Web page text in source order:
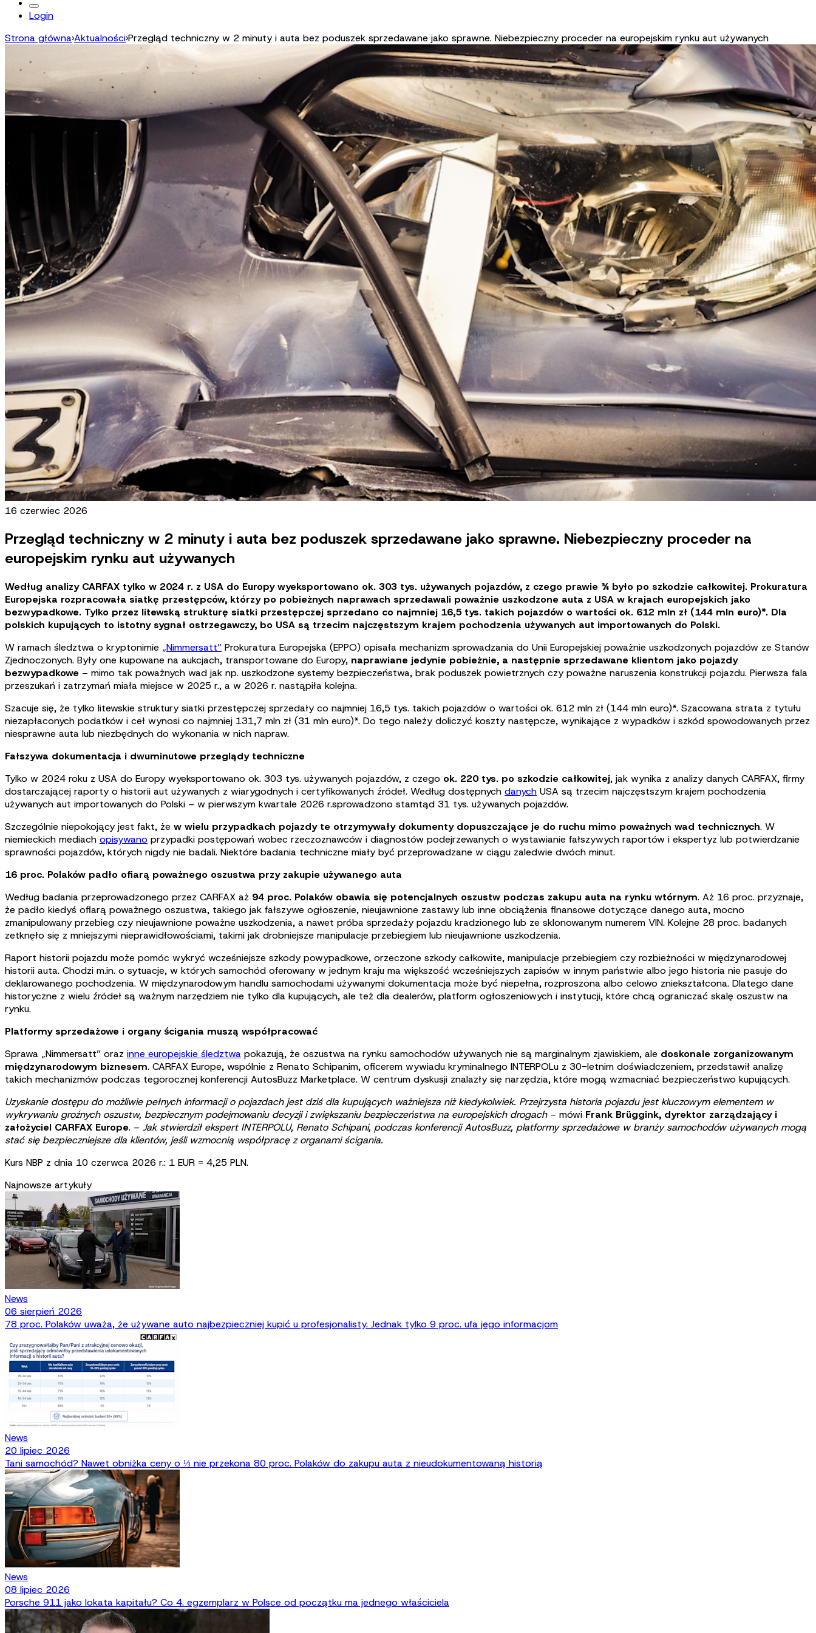
Login
Strona główna›Aktualności›Przegląd techniczny w 2 minuty i auta bez poduszek sprzedawane jako sprawne. Niebezpieczny proceder na europejskim rynku aut używanych
16 czerwiec 2026
Przegląd techniczny w 2 minuty i auta bez poduszek sprzedawane jako sprawne. Niebezpieczny proceder na
europejskim rynku aut używanych
Według analizy CARFAX tylko w 2024 r. z USA do Europy wyeksportowano ok. 303 tys. używanych pojazdów, z czego prawie ¾ było po szkodzie całkowitej. Prokuratura
Europejska rozpracowała siatkę przestępców, którzy po pobieżnych naprawach sprzedawali poważnie uszkodzone auta z USA w krajach europejskich jako
bezwypadkowe. Tylko przez litewską strukturę siatki przestępczej sprzedano co najmniej 16,5 tys. takich pojazdów o wartości ok. 612 mln zł (144 mln euro)*. Dla
polskich kupujących to istotny sygnał ostrzegawczy, bo USA są trzecim najczęstszym krajem pochodzenia używanych aut importowanych do Polski.
W ramach śledztwa o kryptonimie „Nimmersatt” Prokuratura Europejska (EPPO) opisała mechanizm sprowadzania do Unii Europejskiej poważnie uszkodzonych pojazdów ze Stanów
Zjednoczonych. Były one kupowane na aukcjach, transportowane do Europy, naprawiane jedynie pobieżnie, a następnie sprzedawane klientom jako pojazdy
bezwypadkowe – mimo tak poważnych wad jak np. uszkodzone systemy bezpieczeństwa, brak poduszek powietrznych czy poważne naruszenia konstrukcji pojazdu. Pierwsza fala
przeszukań i zatrzymań miała miejsce w 2025 r., a w 2026 r. nastąpiła kolejna.
Szacuje się, że tylko litewskie struktury siatki przestępczej sprzedały co najmniej 16,5 tys. takich pojazdów o wartości ok. 612 mln zł (144 mln euro)*. Szacowana strata z tytułu
niezapłaconych podatków i ceł wynosi co najmniej 131,7 mln zł (31 mln euro)*. Do tego należy doliczyć koszty następcze, wynikające z wypadków i szkód spowodowanych przez
niesprawne auta lub niezbędnych do wykonania w nich napraw.
Fałszywa dokumentacja i dwuminutowe przeglądy techniczne
Tylko w 2024 roku z USA do Europy wyeksportowano ok. 303 tys. używanych pojazdów, z czego ok. 220 tys. po szkodzie całkowitej, jak wynika z analizy danych CARFAX, firmy
dostarczającej raporty o historii aut używanych z wiarygodnych i certyfikowanych źródeł. Według dostępnych danych USA są trzecim najczęstszym krajem pochodzenia
używanych aut importowanych do Polski – w pierwszym kwartale 2026 r.sprowadzono stamtąd 31 tys. używanych pojazdów.
Szczególnie niepokojący jest fakt, że w wielu przypadkach pojazdy te otrzymywały dokumenty dopuszczające je do ruchu mimo poważnych wad technicznych. W
niemieckich mediach opisywano przypadki postępowań wobec rzeczoznawców i diagnostów podejrzewanych o wystawianie fałszywych raportów i ekspertyz lub potwierdzanie
sprawności pojazdów, których nigdy nie badali. Niektóre badania techniczne miały być przeprowadzane w ciągu zaledwie dwóch minut.
16 proc. Polaków padło ofiarą poważnego oszustwa przy zakupie używanego auta
Według badania przeprowadzonego przez CARFAX aż 94 proc. Polaków obawia się potencjalnych oszustw podczas zakupu auta na rynku wtórnym. Aż 16 proc. przyznaje,
że padło kiedyś ofiarą poważnego oszustwa, takiego jak fałszywe ogłoszenie, nieujawnione zastawy lub inne obciążenia finansowe dotyczące danego auta, mocno
zmanipulowany przebieg czy nieujawnione poważne uszkodzenia, a nawet próba sprzedaży pojazdu kradzionego lub ze sklonowanym numerem VIN. Kolejne 28 proc. badanych
zetknęło się z mniejszymi nieprawidłowościami, takimi jak drobniejsze manipulacje przebiegiem lub nieujawnione uszkodzenia.
Raport historii pojazdu może pomóc wykryć wcześniejsze szkody powypadkowe, orzeczone szkody całkowite, manipulacje przebiegiem czy rozbieżności w międzynarodowej
historii auta. Chodzi m.in. o sytuacje, w których samochód oferowany w jednym kraju ma większość wcześniejszych zapisów w innym państwie albo jego historia nie pasuje do
deklarowanego pochodzenia. W międzynarodowym handlu samochodami używanymi dokumentacja może być niepełna, rozproszona albo celowo zniekształcona. Dlatego dane
historyczne z wielu źródeł są ważnym narzędziem nie tylko dla kupujących, ale też dla dealerów, platform ogłoszeniowych i instytucji, które chcą ograniczać skalę oszustw na
rynku.
Platformy sprzedażowe i organy ścigania muszą współpracować
Sprawa „Nimmersatt” oraz inne europejskie śledztwa pokazują, że oszustwa na rynku samochodów używanych nie są marginalnym zjawiskiem, ale doskonale zorganizowanym
międzynarodowym biznesem. CARFAX Europe, wspólnie z Renato Schipanim, oficerem wywiadu kryminalnego INTERPOLu z 30-letnim doświadczeniem, przedstawił analizę
takich mechanizmów podczas tegorocznej konferencji AutosBuzz Marketplace. W centrum dyskusji znalazły się narzędzia, które mogą wzmacniać bezpieczeństwo kupujących.
Uzyskanie dostępu do możliwie pełnych informacji o pojazdach jest dziś dla kupujących ważniejsza niż kiedykolwiek. Przejrzysta historia pojazdu jest kluczowym elementem w
wykrywaniu groźnych oszustw, bezpiecznym podejmowaniu decyzji i zwiększaniu bezpieczeństwa na europejskich drogach – mówi Frank Brüggink, dyrektor zarządzający i
założyciel CARFAX Europe. – Jak stwierdził ekspert INTERPOLU, Renato Schipani, podczas konferencji AutosBuzz, platformy sprzedażowe w branży samochodów używanych mogą
stać się bezpieczniejsze dla klientów, jeśli wzmocnią współpracę z organami ścigania.
Kurs NBP z dnia 10 czerwca 2026 r.: 1 EUR = 4,25 PLN.
Najnowsze artykuły
News
06 sierpień 2026
78 proc. Polaków uważa, że używane auto najbezpieczniej kupić u profesjonalisty. Jednak tylko 9 proc. ufa jego informacjom
News
20 lipiec 2026
Tani samochód? Nawet obniżka ceny o ⅓ nie przekona 80 proc. Polaków do zakupu auta z nieudokumentowaną historią
News
08 lipiec 2026
Porsche 911 jako lokata kapitału? Co 4. egzemplarz w Polsce od początku ma jednego właściciela